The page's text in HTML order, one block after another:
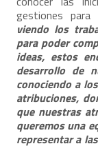
gestiones para
viendo los
para poder
ideas, estos
desarrollo de
conociendo a
atribuciones,
que nuestras
queremos una
representar a